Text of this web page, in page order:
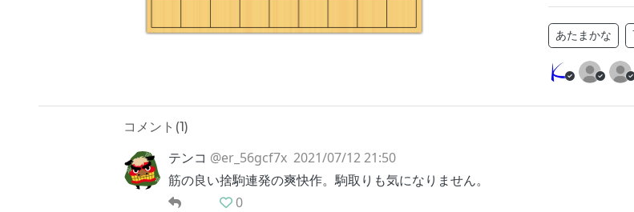
あたまかな
コメント(1)
テンコ @er_56gcf7x 2021/07/12 21:50
筋の良い捨駒連発の爽快作。駒取りも気になりません。
0